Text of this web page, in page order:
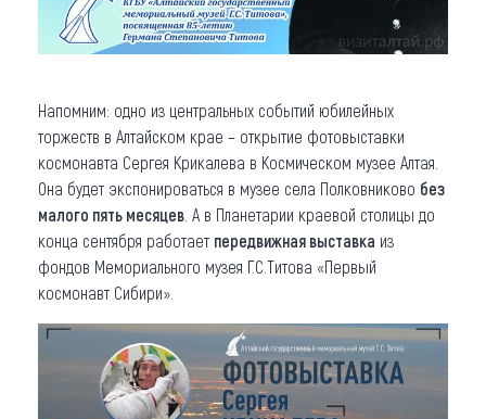
Напомним: одно из центральных событий юбилейных
торжеств в Алтайском крае – открытие фотовыставки
космонавта Сергея Крикалева в Космическом музее Алтая.
Она будет экспонироваться в музее села Полковниково без
малого пять месяцев . А в Планетарии краевой столицы до
конца сентября работает передвижная выставка из
фондов Мемориального музея Г.С.Титова «Первый
космонавт Сибири».